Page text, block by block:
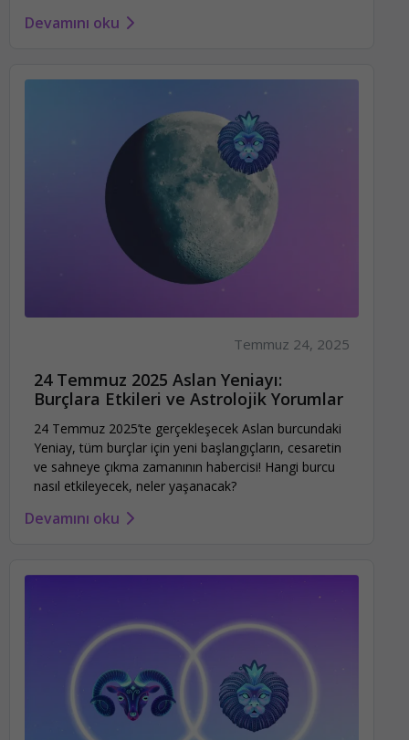
Devamını oku
Temmuz 24, 2025
24 Temmuz 2025 Aslan Yeniayı:
Burçlara Etkileri ve Astrolojik Yorumlar
24 Temmuz 2025’te gerçekleşecek Aslan burcundaki
Yeniay, tüm burçlar için yeni başlangıçların, cesaretin
ve sahneye çıkma zamanının habercisi! Hangi burcu
nasıl etkileyecek, neler yaşanacak?
Devamını oku